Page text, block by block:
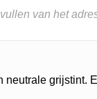
van het
neutrale grijstint.